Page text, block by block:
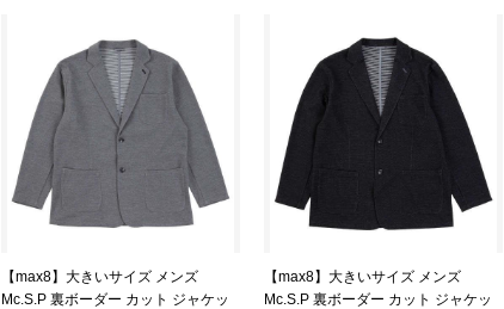
【max8】大きいサイズ メンズ
Mc.S.P 裏ボーダー カット ジャケッ
【max8】大きいサイズ メンズ
Mc.S.P 裏ボーダー カット ジャケッ